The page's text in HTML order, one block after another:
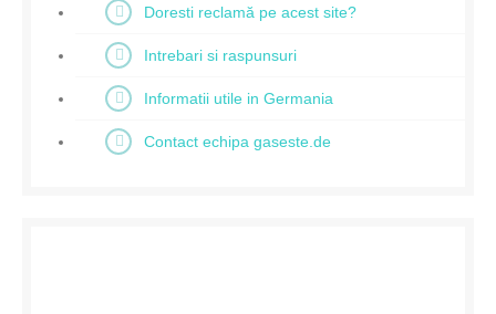
Doresti reclamă pe acest site?
Intrebari si raspunsuri
Informatii utile in Germania
Contact echipa gaseste.de